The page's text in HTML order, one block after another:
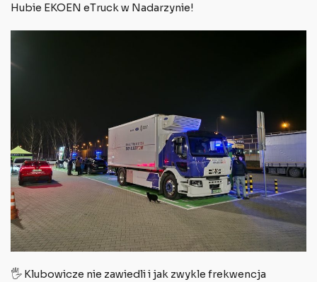
Hubie EKOEN eTruck w Nadarzynie!
🖐 Klubowicze nie zawiedli i jak zwykle frekwencja